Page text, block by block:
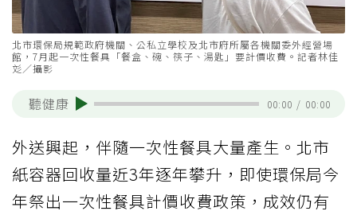
北市環保局規範政府機關、公私立學校及北市府所屬各機關委外經營場
館，7月起一次性餐具「餐盒、碗、筷子、湯匙」要計價收費。記者林佳
彣／攝影
聽健康 00:00 / 00:00
外送興起，伴隨一次性餐具大量產生。北市
紙容器回收量近3年逐年攀升，即使環保局今
年祭出一次性餐具計價收費政策，成效仍有